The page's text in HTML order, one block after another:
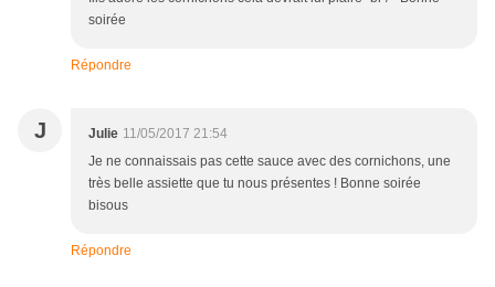
soirée
Répondre
J Julie 11/05/2017 21:54
Je ne connaissais pas cette sauce avec des cornichons, une
très belle assiette que tu nous présentes ! Bonne soirée
bisous
Répondre